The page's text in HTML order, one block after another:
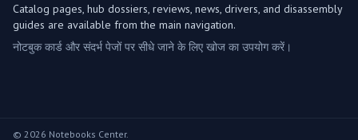
Catalog pages, hub dossiers, reviews, news, drivers, and disassembly
guides are available from the main navigation.
नोटबुक कार्ड और संदर्भ पेजों पर सीधे जाने के लिए खोज का उपयोग करें।
© 2026 Notebooks Center.